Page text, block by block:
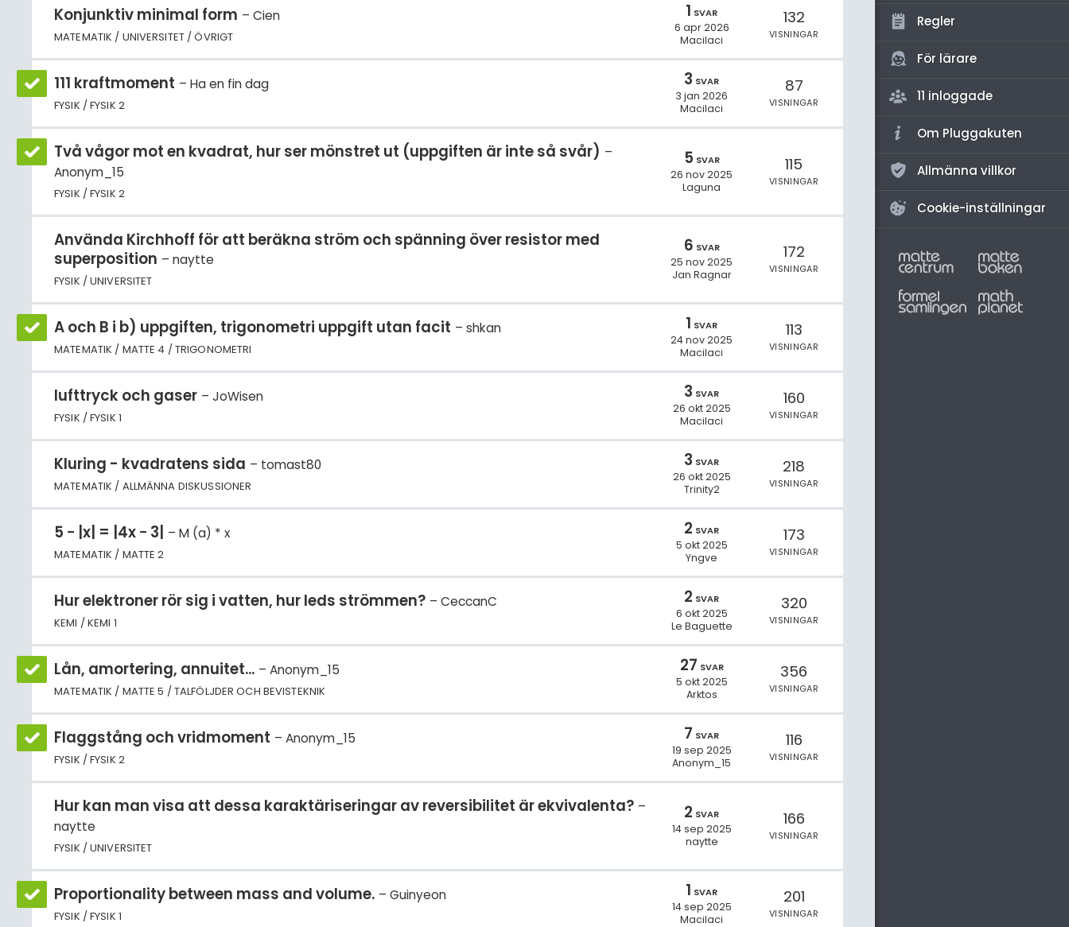
Konjunktiv minimal form Cien
MATEMATIK / UNIVERSITET / ÖVRIGT
1 SVAR
6 apr 2026
Macilaci
132
VISNINGAR
111 kraftmoment Ha en fin dag
FYSIK / FYSIK 2
3 SVAR
3 jan 2026
Macilaci
87
VISNINGAR
Två vågor mot en kvadrat, hur ser mönstret ut (uppgiften är inte så svår)
Anonym_15
FYSIK / FYSIK 2
5 SVAR
26 nov 2025
Laguna
115
VISNINGAR
Använda Kirchhoff för att beräkna ström och spänning över resistor med
superposition
naytte
FYSIK / UNIVERSITET
6 SVAR
25 nov 2025
Jan Ragnar
172
VISNINGAR
A och B i b) uppgiften, trigonometri uppgift utan facit shkan
MATEMATIK / MATTE 4 / TRIGONOMETRI
1 SVAR
24 nov 2025
Macilaci
113
VISNINGAR
lufttryck och gaser JoWisen
FYSIK / FYSIK 1
3 SVAR
26 okt 2025
Macilaci
160
VISNINGAR
Kluring - kvadratens sida tomast80
MATEMATIK / ALLMÄNNA DISKUSSIONER
3 SVAR
26 okt 2025
Trinity2
218
VISNINGAR
5 − |x| = |4x − 3| M (a) * x
MATEMATIK / MATTE 2
2 SVAR
5 okt 2025
Yngve
173
VISNINGAR
Hur elektroner rör sig i vatten, hur leds strömmen? CeccanC
KEMI / KEMI 1
2 SVAR
6 okt 2025
Le Baguette
320
VISNINGAR
Lån, amortering, annuitet... Anonym_15
MATEMATIK / MATTE 5 / TALFÖLJDER OCH BEVISTEKNIK
27 SVAR
5 okt 2025
Arktos
356
VISNINGAR
Flaggstång och vridmoment Anonym_15
FYSIK / FYSIK 2
7 SVAR
19 sep 2025
Anonym_15
116
VISNINGAR
Hur kan man visa att dessa karaktäriseringar av reversibilitet är ekvivalenta?
naytte
FYSIK / UNIVERSITET
2 SVAR
14 sep 2025
naytte
166
VISNINGAR
Proportionality between mass and volume. Guinyeon
FYSIK / FYSIK 1
1 SVAR
14 sep 2025
Macilaci
201
VISNINGAR
Regler
För lärare
11 inloggade
Om Pluggakuten
Allmänna villkor
Cookie-inställningar